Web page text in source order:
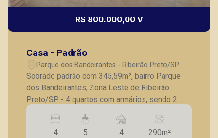
R$ 800.000,00 V
Casa - Padrão
Parque dos Bandeirantes - Ribeirão Preto/SP
Sobrado padrão com 345,59m², bairro Parque
dos Bandeirantes, Zona Leste de Ribeirão
Preto/SP. - 4 quartos com armários, sendo 2
suítes; - Banheiro social; - Sacada; - Sala para 2
ambientes; - Cozinha com armários; -
Lavanderia; - Banheiro de serviço; - Quintal; - 4
4
5
4
290m²